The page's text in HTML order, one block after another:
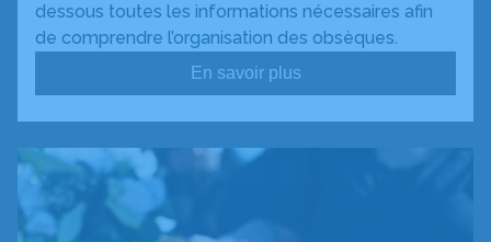
dessous toutes les informations nécessaires afin
de comprendre l’organisation des obsèques.
En savoir plus